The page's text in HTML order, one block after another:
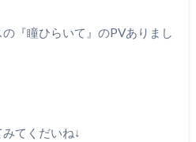
『瞳ひらいて』のPVありまし
てくだいね↓